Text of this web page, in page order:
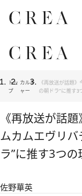
トッ
プ
カルチ
ャー
《再放送が話題
の朝ドラ”に推す3
《再放送が話
ムカムエヴリバ
ラ”に推す3つの
佐野華英